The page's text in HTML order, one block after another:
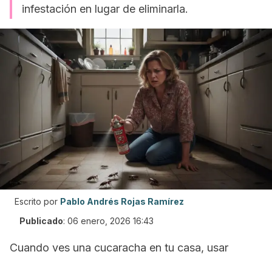
infestación en lugar de eliminarla.
Escrito por Pablo Andrés Rojas Ramírez
Publicado: 06 enero, 2026 16:43
Cuando ves una cucaracha en tu casa, usar